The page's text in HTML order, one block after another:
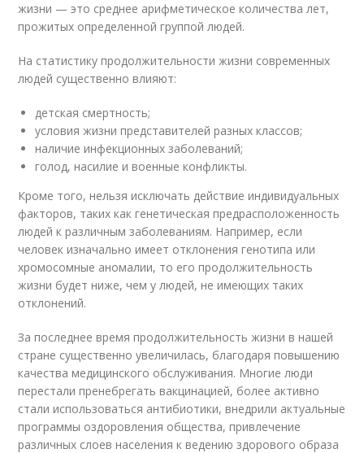
жизни — это среднее арифметическое количества лет,
прожитых определенной группой людей.
На статистику продолжительности жизни современных
людей существенно влияют:
детская смертность;
условия жизни представителей разных классов;
наличие инфекционных заболеваний;
голод, насилие и военные конфликты.
Кроме того, нельзя исключать действие индивидуальных
факторов, таких как генетическая предрасположенность
людей к различным заболеваниям. Например, если
человек изначально имеет отклонения генотипа или
хромосомные аномалии, то его продолжительность
жизни будет ниже, чем у людей, не имеющих таких
отклонений.
За последнее время продолжительность жизни в нашей
стране существенно увеличилась, благодаря повышению
качества медицинского обслуживания. Многие люди
перестали пренебрегать вакцинацией, более активно
стали использоваться антибиотики, внедрили актуальные
программы оздоровления общества, привлечение
различных слоев населения к ведению здорового образа